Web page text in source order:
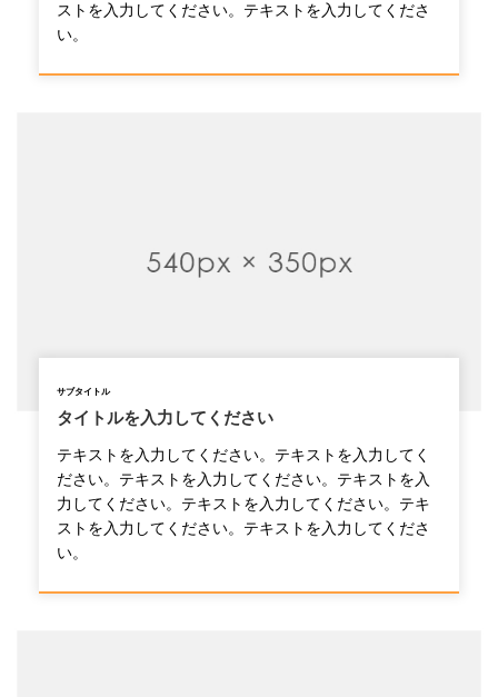
ストを入力してください。テキストを入力してくださ
い。
サブタイトル
タイトルを入力してください
テキストを入力してください。テキストを入力してく
ださい。テキストを入力してください。テキストを入
力してください。テキストを入力してください。テキ
ストを入力してください。テキストを入力してくださ
い。